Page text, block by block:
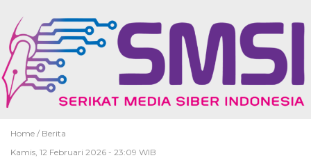
Home / Berita
Kamis, 12 Februari 2026 - 23:09 WIB